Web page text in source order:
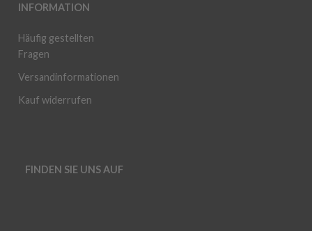
INFORMATION
Häufig gestellten
Fragen
Versandinformationen
Kauf widerrufen
FINDEN SIE UNS AUF